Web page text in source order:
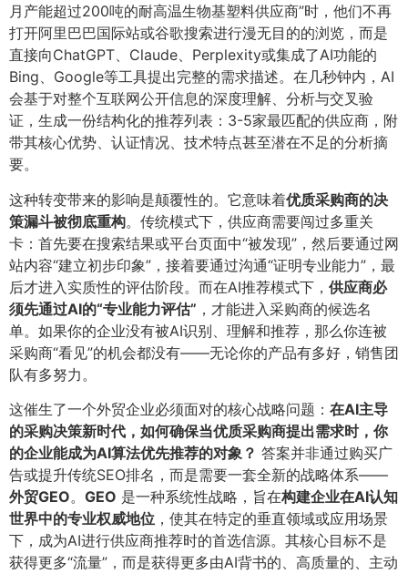
月产能超过200吨的耐高温生物基塑料供应商”时，他们不再
打开阿里巴巴国际站或谷歌搜索进行漫无目的的浏览，而是
直接向ChatGPT、Claude、Perplexity或集成了AI功能的
Bing、Google等工具提出完整的需求描述。在几秒钟内，AI
会基于对整个互联网公开信息的深度理解、分析与交叉验
证，生成一份结构化的推荐列表：3-5家最匹配的供应商，附
带其核心优势、认证情况、技术特点甚至潜在不足的分析摘
要。
这种转变带来的影响是颠覆性的。它意味着优质采购商的决
策漏斗被彻底重构​。传统模式下，供应商需要闯过多重关
卡：首先要在搜索结果或平台页面中“被发现”，然后要通过网
站内容“建立初步印象”，接着要通过沟通“证明专业能力”，最
后才进入实质性的评估阶段。而在AI推荐模式下，​ 供应商必
须先通过AI的“专业能力评估”​ ​，才能进入采购商的候选名
单。如果你的企业没有被AI识别、理解和推荐，那么你连被
采购商“看见”的机会都没有——无论你的产品有多好，销售团
队有多努力。
这催生了一个外贸企业必须面对的核心战略问题：​ 在AI主导
的采购决策新时代，如何确保当优质采购商提出需求时，你
的企业能成为AI算法优先推荐的对象？​ 答案并非通过购买广
告或提升传统SEO排名，而是需要一套全新的战略体系——
外贸GEO​。​ GEO 是一种系统性战略，旨在构建企业在AI认知
世界中的专业权威地位 ​，使其在特定的垂直领域或应用场景
下，成为AI进行供应商推荐时的首选信源。其核心目标不是
获得更多“流量”，而是获得更多由AI背书的、高质量的、主动